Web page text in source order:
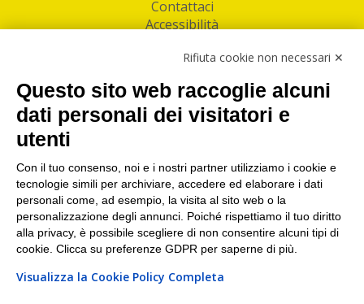
Contattaci
Accessibilità
Facebook
Linkedin
I nostri punti di ritiro e spedizione pacchi nelle
maggiori città italiane
Torino|Milano|Roma|Bologna|Firenze| Genova
Napoli|Varese
Rifiuta cookie non necessari ✕
Questo sito web raccoglie alcuni
dati personali dei visitatori e
utenti
Con il tuo consenso, noi e i nostri partner utilizziamo i cookie e
tecnologie simili per archiviare, accedere ed elaborare i dati
personali come, ad esempio, la visita al sito web o la
personalizzazione degli annunci. Poiché rispettiamo il tuo diritto
alla privacy, è possibile scegliere di non consentire alcuni tipi di
cookie. Clicca su preferenze GDPR per saperne di più.
Visualizza la Cookie Policy Completa